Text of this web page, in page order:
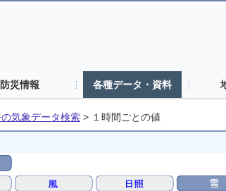
防災情報 各種データ・資料
気象データ検索 > １時間ごとの値